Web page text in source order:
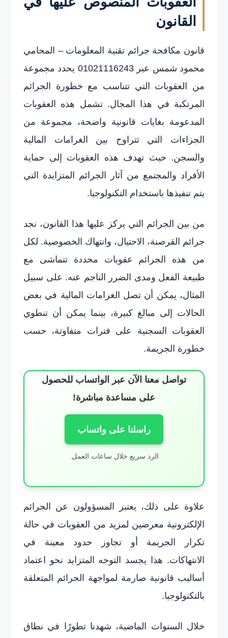
القانون
قانون مكافحة جرائم تقنية المعلومات – المحامي
محمود شمس عبر 01021116243 يحدد مجموعة
من العقوبات التي تتناسب مع خطورة الجرائم
المرتكبة في هذا المجال. تشمل هذه العقوبات
المدعومة بغايات قانونية واضحة، مجموعة من
الجزاءات التي تتراوح بين الغرامات المالية
والسجن. حيث تهدف هذه العقوبات إلى حماية
الأفراد والمجتمع من آثار الجرائم المتزايدة التي
يتم تنفيذها باستخدام التكنولوجيا.
من بين الجرائم التي يركز عليها هذا القانون، نجد
جرائم القرصنة، الاحتيال، وانتهاك الخصوصية. لكل
من هذه الجرائم عقوبات محددة تتماشى مع
طبيعة الفعل ومدى الضرر الناجم عنه. على سبيل
المثال، يمكن أن تصل الغرامات المالية في بعض
الحالات إلى مبالغ كبيرة، بينما يمكن أن تنطوي
العقوبات السجنية على فترات متفاوتة، حسب
خطورة الجريمة.
تواصل معنا الآن عبر الواتساب للحصول
على مساعدة مباشرة!
راسلنا على واتساب
الرد سريع خلال ساعات العمل.
علاوة على ذلك، يعتبر المسؤولون عن الجرائم
الإلكترونية معرضين لمزيد من العقوبات في حالة
تكرار الجريمة أو تجاوز حدود معينة في
الانتهاكات. هذا يجسد التوجه المتزايد نحو اعتماد
أساليب قانونية صارمة لمواجهة الجرائم المتعلقة
بالتكنولوجيا.
خلال السنوات الماضية، شهدنا تطورًا في نطاق